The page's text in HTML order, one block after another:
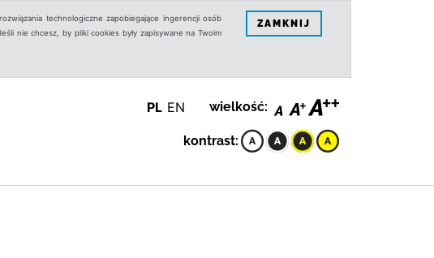
technologiczne zapobiegające ingerencji osób
nie chcesz, by pliki cookies były zapisywane na Twoim
ZAMKNIJ
PL EN wielkość:
kontrast: